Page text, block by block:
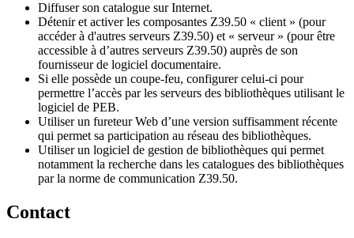
Diffuser son catalogue sur Internet.
Détenir et activer les composantes Z39.50 « client » (pour
accéder à d'autres serveurs Z39.50) et « serveur » (pour être
accessible à d’autres serveurs Z39.50) auprès de son
fournisseur de logiciel documentaire.
Si elle possède un coupe-feu, configurer celui-ci pour
permettre l’accès par les serveurs des bibliothèques utilisant le
logiciel de PEB.
Utiliser un fureteur Web d’une version suffisamment récente
qui permet sa participation au réseau des bibliothèques.
Utiliser un logiciel de gestion de bibliothèques qui permet
notamment la recherche dans les catalogues des bibliothèques
par la norme de communication Z39.50.
Contact